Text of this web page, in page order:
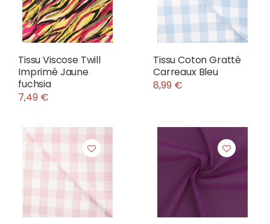
Tissu Viscose Twill
Imprimé Jaune
fuchsia
7,49 €
Tissu Coton Gratté
Carreaux Bleu
8,99 €